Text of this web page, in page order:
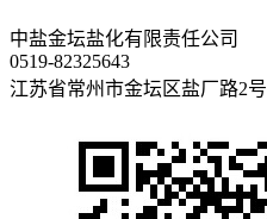
中盐金坛盐化有限责任公司
0519-82325643
江苏省常州市金坛区盐厂路2号